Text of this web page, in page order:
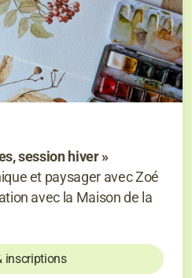
session hiver »
et paysager avec Zoé
avec la Maison de la
inscriptions